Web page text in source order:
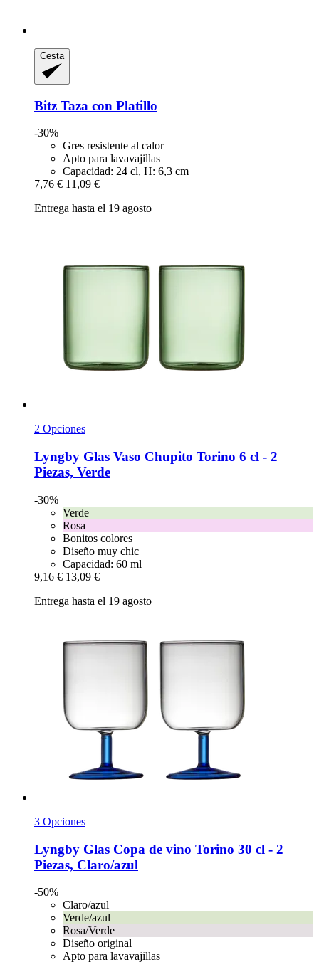
Cesta
Bitz Taza con Platillo
-30%
Gres resistente al calor
Apto para lavavajillas
Capacidad: 24 cl, H: 6,3 cm
7,76 € 11,09 €
Entrega hasta el 19 agosto
2 Opciones
Lyngby Glas Vaso Chupito Torino 6 cl -​ 2
Piezas, Verde
-30%
Verde
Rosa
Bonitos colores
Diseño muy chic
Capacidad: 60 ml
9,16 € 13,09 €
Entrega hasta el 19 agosto
3 Opciones
Lyngby Glas Copa de vino Torino 30 cl -​ 2
Piezas, Claro/azul
-50%
Claro/azul
Verde/azul
Rosa/Verde
Diseño original
Apto para lavavajillas